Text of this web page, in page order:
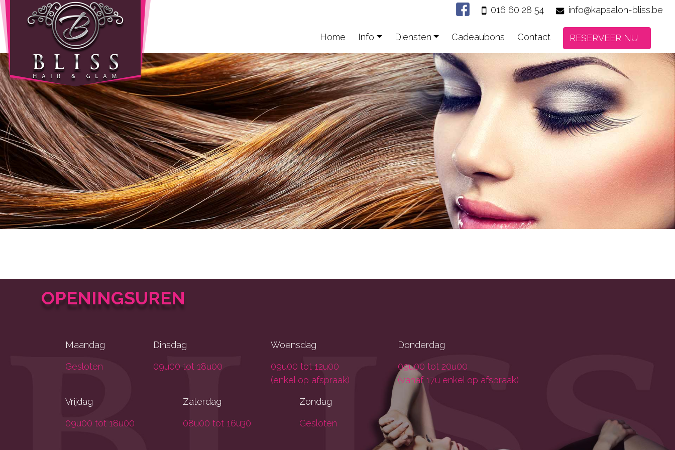
Wie
zijn
wij
Onze
producten
Prijzen
Gastenboek
Diensten
Hair
info@kapsalon-bliss.be
016 60 28 54
Home Info Diensten Cadeaubons Contact RESERVEER NU
OPENINGSUREN
Maandag
Gesloten
Dinsdag
09u00 tot 18u00
Woensdag
09u00 tot 12u00
(enkel op afspraak)
Donderdag
09u00 tot 20u00
(vanaf 17u enkel op afspraak)
Vrijdag
09u00 tot 18u00
Zaterdag
08u00 tot 16u30
Zondag
Gesloten